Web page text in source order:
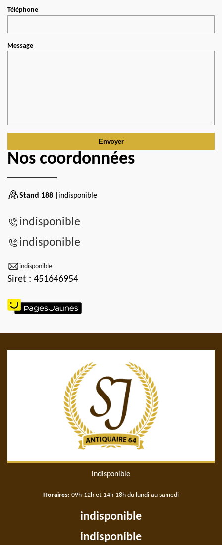
Téléphone
Message
Nos coordonnées
Stand 188 |indisponible
indisponible
indisponible
indisponible
Siret : 451646954
indisponible
Horaires: 09h-12h et 14h-18h du lundi au samedi
indisponible
indisponible